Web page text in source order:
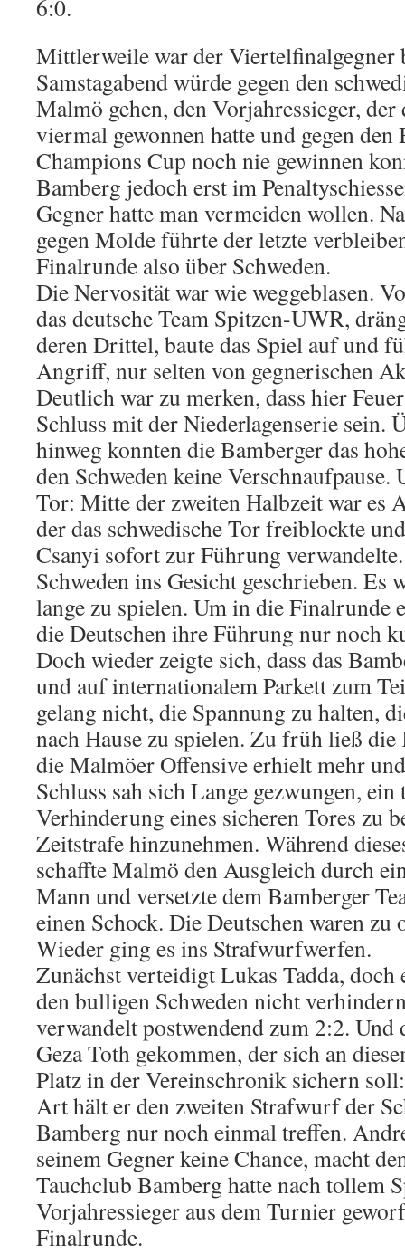
6:0.
Mittlerweile war der Viertelfinalgegner
Samstagabend würde gegen den
Malmö gehen, den Vorjahressieger,
viermal gewonnen hatte und gegen
Champions Cup noch nie gewinnen
Bamberg jedoch erst im
Gegner hatte man vermeiden wollen.
gegen Molde führte der letzte
Finalrunde also über Schweden.
Die Nervosität war wie weggeblasen.
das deutsche Team Spitzen-UWR,
deren Drittel, baute das Spiel auf und
Angriff, nur selten von gegnerischen
Deutlich war zu merken, dass hier
Schluss mit der Niederlagenserie sein.
hinweg konnten die Bamberger das
den Schweden keine Verschnaufpause.
Tor: Mitte der zweiten Halbzeit war es
der das schwedische Tor freiblockte
Csanyi sofort zur Führung
Schweden ins Gesicht geschrieben. Es
lange zu spielen. Um in die Finalrunde
die Deutschen ihre Führung nur noch
Doch wieder zeigte sich, dass das
und auf internationalem Parkett zum
gelang nicht, die Spannung zu halten,
nach Hause zu spielen. Zu früh ließ
die Malmöer Offensive erhielt mehr
Schluss sah sich Lange gezwungen,
Verhinderung eines sicheren Tores zu
Zeitstrafe hinzunehmen. Während
schaffte Malmö den Ausgleich durch
Mann und versetzte dem Bamberger
einen Schock. Die Deutschen waren zu
Wieder ging es ins Strafwurfwerfen.
Zunächst verteidigt Lukas Tadda, doch
den bulligen Schweden nicht
verwandelt postwendend zum 2:2. Und
Geza Toth gekommen, der sich an
Platz in der Vereinschronik sichern
Art hält er den zweiten Strafwurf der
Bamberg nur noch einmal treffen.
seinem Gegner keine Chance, macht
Tauchclub Bamberg hatte nach tollem
Vorjahressieger aus dem Turnier
Finalrunde.